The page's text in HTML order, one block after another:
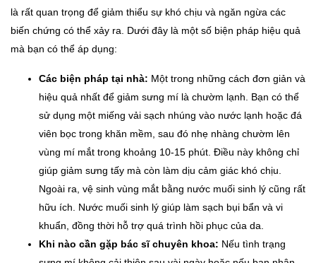
là rất quan trọng để giảm thiểu sự khó chịu và ngăn ngừa các
biến chứng có thể xảy ra. Dưới đây là một số biện pháp hiệu quả
mà bạn có thể áp dụng:
Các biện pháp tại nhà: Một trong những cách đơn giản và
hiệu quả nhất để giảm sưng mí là chườm lạnh. Bạn có thể
sử dụng một miếng vải sạch nhúng vào nước lạnh hoặc đá
viên bọc trong khăn mềm, sau đó nhẹ nhàng chườm lên
vùng mí mắt trong khoảng 10-15 phút. Điều này không chỉ
giúp giảm sưng tấy mà còn làm dịu cảm giác khó chịu.
Ngoài ra, vệ sinh vùng mắt bằng nước muối sinh lý cũng rất
hữu ích. Nước muối sinh lý giúp làm sạch bụi bẩn và vi
khuẩn, đồng thời hỗ trợ quá trình hồi phục của da.
Khi nào cần gặp bác sĩ chuyên khoa: Nếu tình trạng